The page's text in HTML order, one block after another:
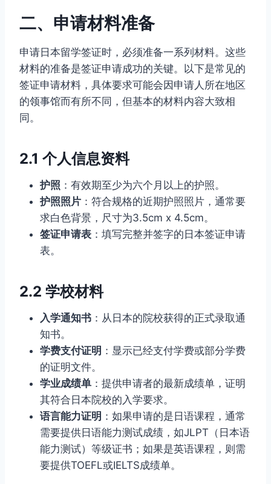
二、申请材料准备
申请日本留学签证时，必须准备一系列材料。这些
材料的准备是签证申请成功的关键。以下是常见的
签证申请材料，具体要求可能会因申请人所在地区
的领事馆而有所不同，但基本的材料内容大致相
同。
2.1 个人信息资料
护照 ：有效期至少为六个月以上的护照。
护照照片 ：符合规格的近期护照照片，通常要
求白色背景，尺寸为3.5cm x 4.5cm。
签证申请表 ：填写完整并签字的日本签证申请
表。
2.2 学校材料
入学通知书 ：从日本的院校获得的正式录取通
知书。
学费支付证明 ：显示已经支付学费或部分学费
的证明文件。
学业成绩单 ：提供申请者的最新成绩单，证明
其符合日本院校的入学要求。
语言能力证明 ：如果申请的是日语课程，通常
需要提供日语能力测试成绩，如JLPT（日本语
能力测试）等级证书；如果是英语课程，则需
要提供TOEFL或IELTS成绩单。